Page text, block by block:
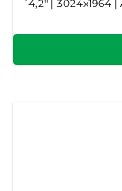
14,2" | 3024x1964